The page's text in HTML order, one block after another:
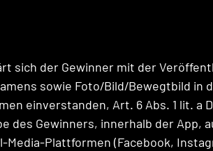
sich der Gewinner mit der
sowie Foto/Bild/Bewegtbild in
einverstanden, Art. 6 Abs. 1 lit. a
des Gewinners, innerhalb der App,
Plattformen (Facebook,